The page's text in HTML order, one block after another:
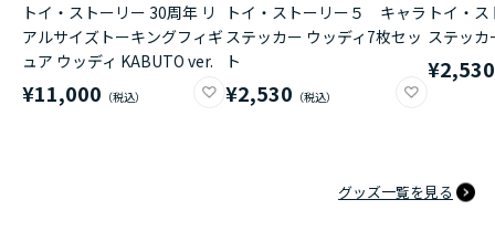
トイ・ストーリー 30周年 リ
アルサイズトーキングフィギ
ュア ウッディ KABUTO ver.
¥11,000
トイ・ストーリー５ キャラ
ステッカー ウッディ7枚セッ
ト
¥2,530
トイ・
ステッカ
¥2,530
グッズ一覧を見る